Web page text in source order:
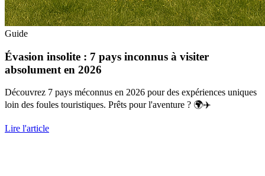
Guide
Évasion insolite : 7 pays inconnus à visiter
absolument en 2026
Découvrez 7 pays méconnus en 2026 pour des expériences uniques
loin des foules touristiques. Prêts pour l'aventure ? 🌍✈️
Lire l'article